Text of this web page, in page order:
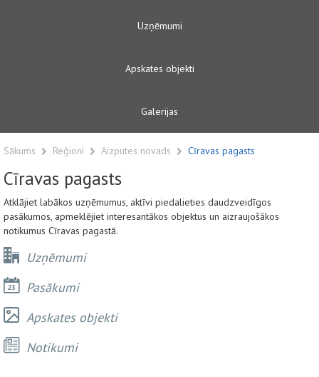
Uzņēmumi
Apskates objekti
Galerijas
Sākums Reģioni Aizputes novads Cīravas pagasts
Cīravas pagasts
Atklājiet labākos uzņēmumus, aktīvi piedalieties daudzveidīgos
pasākumos, apmeklējiet interesantākos objektus un aizraujošākos
notikumus Cīravas pagastā.
Uzņēmumi
Pasākumi
Apskates objekti
Notikumi